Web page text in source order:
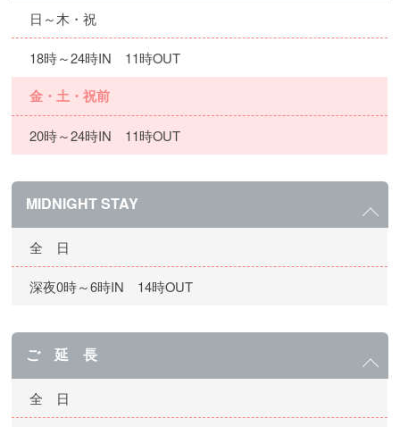
日～木・祝
18時～24時IN 11時OUT
金・土・祝前
20時～24時IN 11時OUT
MIDNIGHT STAY
全 日
深夜0時～6時IN 14時OUT
ご 延 長
全 日